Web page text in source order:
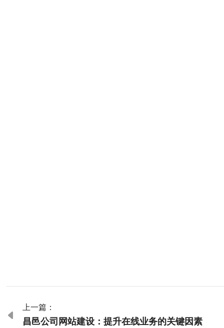

上一篇：
昌邑公司网站建设：提升在线业务的关键因素